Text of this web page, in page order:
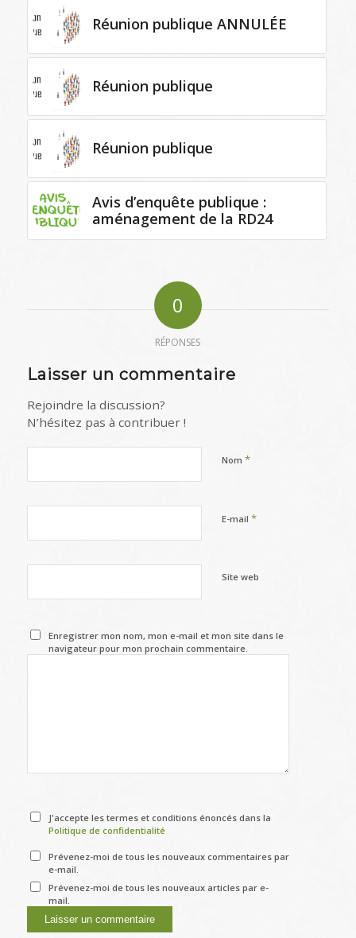
Réunion publique ANNULÉE
Réunion publique
Réunion publique
Avis d’enquête publique :
aménagement de la RD24
0
RÉPONSES
Laisser un commentaire
Rejoindre la discussion?
N’hésitez pas à contribuer !
Nom *
E-mail *
Site web
Enregistrer mon nom, mon e-mail et mon site dans le
navigateur pour mon prochain commentaire.
J'accepte les termes et conditions énoncés dans la
Politique de confidentialité
Prévenez-moi de tous les nouveaux commentaires par
e-mail.
Prévenez-moi de tous les nouveaux articles par e-
mail.